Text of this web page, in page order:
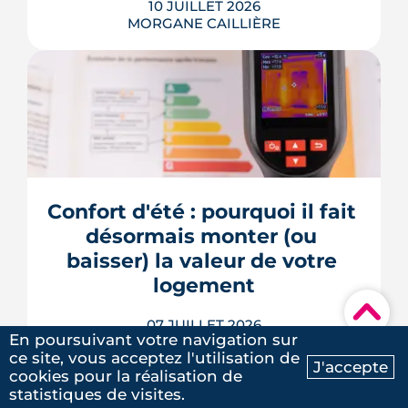
Ma recherche Contactez-nous
▾
LIRE L'ARTICLE
10 JUILLET 2026
MORGANE CAILLIÈRE
À Rennes, la chaleur ne se répartit pas
également : selon le quartier, on peut
relever jusqu'à 9 °C d'écart la nuit.
Depuis 2003, une centaine de capteurs
cartographient ces inégalités et
d'aménagement de la ville. Un enjeu de
plus en plus décisif à mesure que...
LIRE L'ARTICLE
Confort d'été : pourquoi il fait
désormais monter (ou
baisser) la valeur de votre
logement
07 JUILLET 2026
MORGANE CAILLIÈRE
En poursuivant votre navigation sur
ce site, vous acceptez l'utilisation de
cookies pour la réalisation de
statistiques de visites.
J'accepte